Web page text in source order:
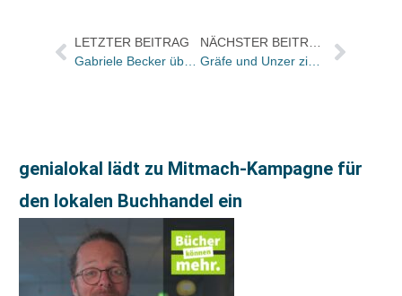
LETZTER BEITRAG
Gabriele Becker übernimmt Presse und Öffentlichkeitsarbeit für Affenkönig Verlag
NÄCHSTER BEITRAG
Gräfe und Unzer zieht Auslieferung für „KOCHEN!“ vor
genialokal lädt zu Mitmach-Kampagne für
den lokalen Buchhandel ein